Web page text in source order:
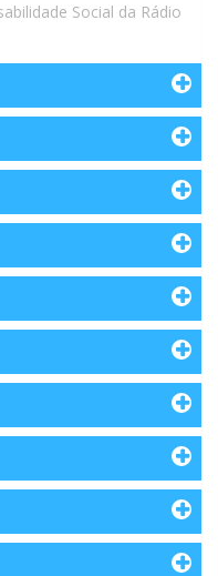
Social da Rádio